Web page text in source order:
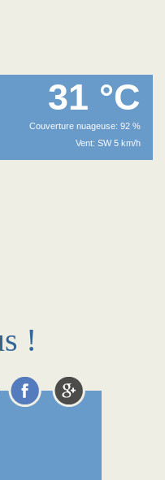
31 °C
Couverture nuageuse: 92 %
Vent: SW 5 km/h
!